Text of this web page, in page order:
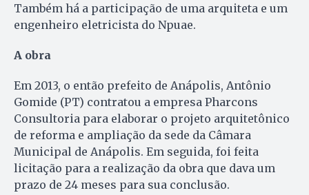
Também há a participação de uma arquiteta e um
engenheiro eletricista do Npuae.
A obra
Em 2013, o então prefeito de Anápolis, Antônio
Gomide (PT) contratou a empresa Pharcons
Consul­toria para elaborar o projeto arquitetônico
de reforma e ampliação da sede da Câmara
Municipal de Anápolis. Em seguida, foi feita
licitação para a realização da obra que dava um
prazo de 24 meses para sua conclusão.